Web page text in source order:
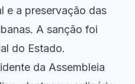
e a preservação das
A sanção foi
do Estado.
da Assembleia